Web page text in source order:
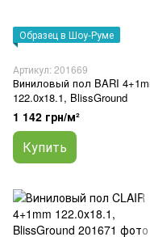
Образец в Шоу-Руме
Артикул: 201669
Виниловый пол BARI
122.0х18.1, BlissGround
1 142 грн/м²
Купить